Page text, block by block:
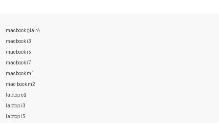
macbook giá rẻ
macbook i3
macbook i5
macbook i7
macbook m1
mac book m2
laptop cũ
laptop i3
laptop i5